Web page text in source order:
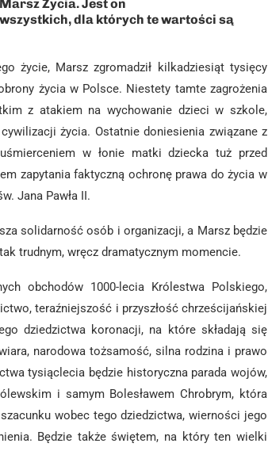
Życia. Jest on
dla których te wartości są
życie, Marsz zgromadził kilkadziesiąt tysięcy
życia w Polsce. Niestety tamte zagrożenia
z atakiem na wychowanie dzieci w szkole,
życia. Ostatnie doniesienia związane z
w łonie matki dziecka tuż przed
zapytania faktyczną ochronę prawa do życia w
Jana Pawła II.
solidarność osób i organizacji, a Marsz będzie
trudnym, wręcz dramatycznym momencie.
obchodów 1000-lecia Królestwa Polskiego,
teraźniejszość i przyszłość chrześcijańskiej
dziedzictwa koronacji, na które składają się
narodowa tożsamość, silna rodzina i prawo
tysiąclecia będzie historyczna parada wojów,
i samym Bolesławem Chrobrym, która
wobec tego dziedzictwa, wierności jego
Będzie także świętem, na który ten wielki